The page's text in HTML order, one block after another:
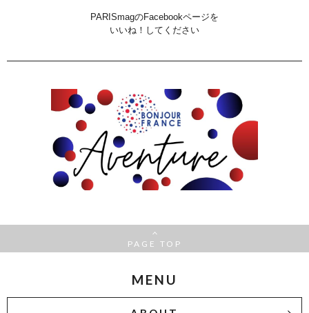
PARISmagのFacebookページを
いいね！してください
PAGE TOP
MENU